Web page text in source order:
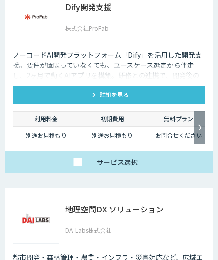
Dify開発支援
株式会社ProFab
ノーコードAI開発プラットフォーム「Dify」を活用した開発支
援。要件が固まっていなくても、ユースケース選定から伴走
し、2ヶ月で動くAIアプリを構築。研修との連携で、開発後の
内製化・自走までサポートします。
詳細を見る
利用料金 初期費用
無料プラン
別途お見積もり
別途お見積もり お問合せください
サービス選択
地理空間DX ソリューション
DAI Labs株式会社
都市開発・森林管理・農業・インフラ・災害対応など、広域エ